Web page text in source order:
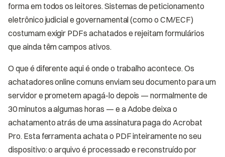
forma em todos os leitores. Sistemas de peticionamento
eletrônico judicial e governamental (como o CM/ECF)
costumam exigir PDFs achatados e rejeitam formulários
que ainda têm campos ativos.
O que é diferente aqui é onde o trabalho acontece. Os
achatadores online comuns enviam seu documento para um
servidor e prometem apagá-lo depois — normalmente de
30 minutos a algumas horas — e a Adobe deixa o
achatamento atrás de uma assinatura paga do Acrobat
Pro. Esta ferramenta achata o PDF inteiramente no seu
dispositivo: o arquivo é processado e reconstruído por